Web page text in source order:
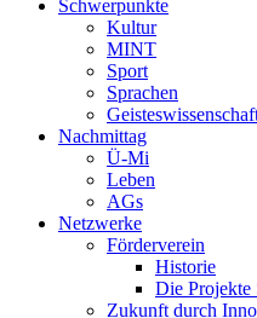
Schwerpunkte
Kultur
MINT
Sport
Sprachen
Nachmittag
Ü-Mi
Leben
AGs
Netzwerke
Förderverein
Historie
Die Projekte
Zukunft durch